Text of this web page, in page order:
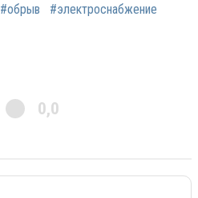
#обрыв #электроснабжение
0,0